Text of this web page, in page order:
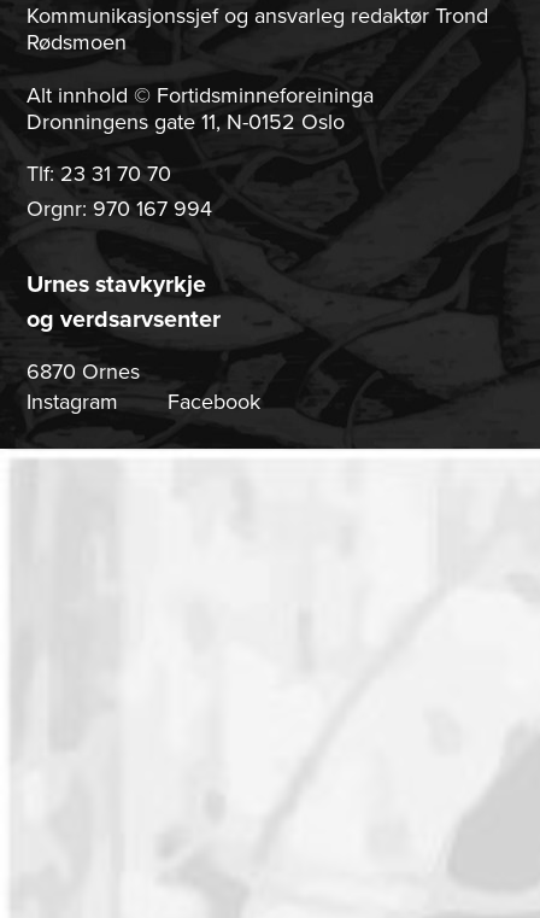
Kommunikasjonssjef og ansvarleg redaktør Trond
Rødsmoen
Alt innhold © Fortidsminneforeininga
Dronningens gate 11, N-0152 Oslo
Tlf: 23 31 70 70
Orgnr: 970 167 994
Urnes stavkyrkje
og verdsarvsenter
6870 Ornes
Instagram
Facebook